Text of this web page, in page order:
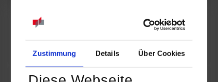
Zustimmung Details Über Cookies
Online INDIS-Infoveranstaltung für Studierende
Zum Event